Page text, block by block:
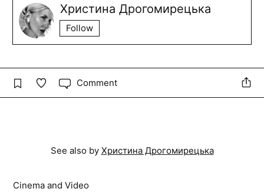
Христина Дрогомирецька
Follow
Comment
See also by Христина Дрогомирецька
Cinema and Video